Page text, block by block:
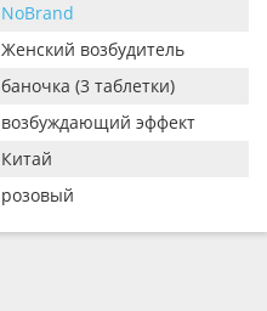
NoBrand
Женский возбудитель
баночка (3 таблетки)
возбуждающий эффект
Китай
розовый